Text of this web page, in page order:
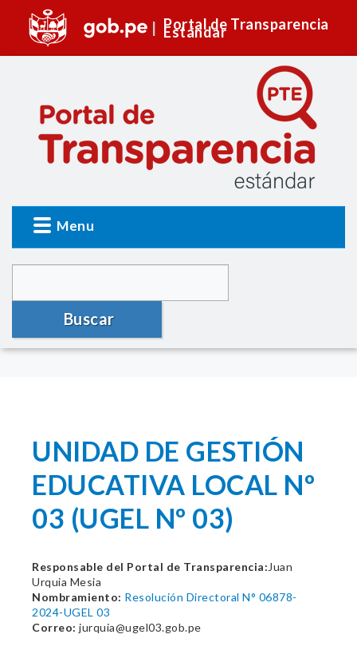
Portal de Transparencia
Estándar
Menu
Buscar
UNIDAD DE GESTIÓN
EDUCATIVA LOCAL Nº
03 (UGEL Nº 03)
Responsable del Portal de Transparencia: Juan
Urquia Mesia
Nombramiento: Resolución Directoral N° 06878-
2024-UGEL 03
Correo: jurquia@ugel03.gob.pe